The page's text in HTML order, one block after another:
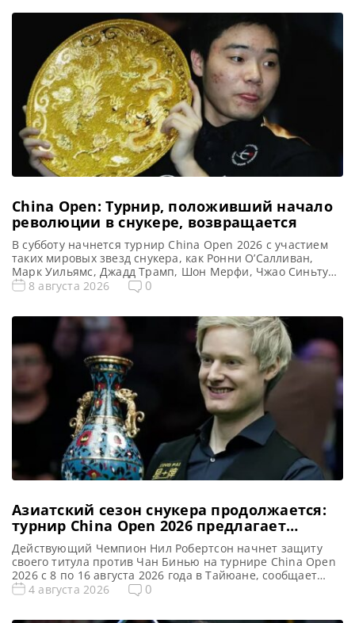
50-летний возраст, Ракета остается среди элиты
мирового снукера. В прошлом сезоне он дважды достигал
China Open: Турнир, положивший начало
революции в снукере, возвращается
В субботу начнется турнир China Open 2026 с участием
таких мировых звезд снукера, как Ронни О’Салливан,
Марк Уильямс, Джадд Трамп, Шон Мерфи, Чжао Синьтун
и У Ицзэ, сообщает metrouk Спустя семь лет перерыва
2026 года начнутся в субботу. Культовое […]
8 августа 2026 0
Азиатский сезон снукера продолжается:
турнир China Open 2026 предлагает
рекордные призовые
Действующий Чемпион Нил Робертсон начнет защиту
своего титула против Чан Бинью на турнире China Open
2026 с 8 по 16 августа 2026 года в Тайюане, сообщает
totallysnookered Новый профессиональный сезон снукера
4 августа 2026 0